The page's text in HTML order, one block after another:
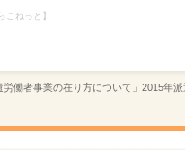
こねっと】
労働者事業の在り方について」2015年